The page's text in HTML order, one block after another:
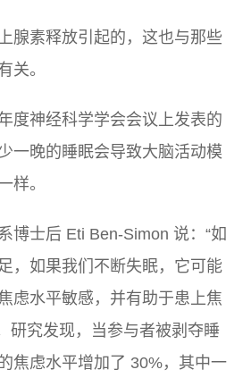
腺素释放引起的，这也与那些
关。
度神经科学学会会议上发表的
一晚的睡眠会导致大脑活动模
样。
博士后 Eti Ben-Simon 说：“如
，如果我们不断失眠，它可能
虑水平敏感，并有助于患上焦
研究发现，当参与者被剥夺睡
焦虑水平增加了 30%，其中一